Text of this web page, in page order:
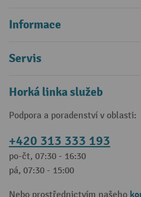
Informace
Servis
Horká linka služeb
Podpora a poradenství v oblasti:
+420 313 333 193
po-čt, 07:30 - 16:30
pá, 07:30 - 15:00